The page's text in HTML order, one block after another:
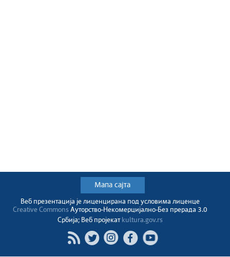
Мапа сајта
Веб презентација jе лиценциранa под условима лиценце
Creative CommonsАуторство-Некомерцијално-Без прерада 3.0
Србија; Веб пројекат kultura.gov.rs